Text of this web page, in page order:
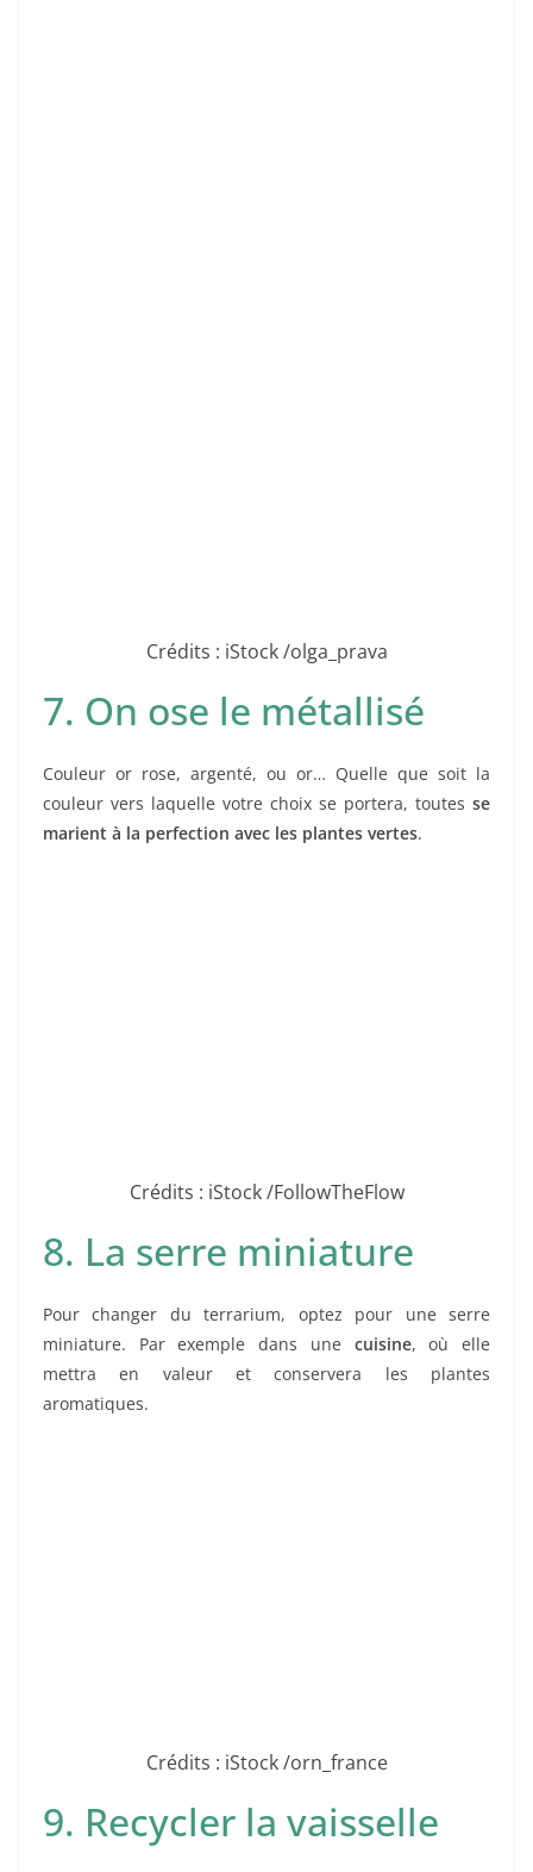
Crédits : iStock /olga_prava
7. On ose le métallisé
Couleur or rose, argenté, ou or… Quelle que soit la
couleur vers laquelle votre choix se portera, toutes se
marient à la perfection avec les plantes vertes.
Crédits : iStock /FollowTheFlow
8. La serre miniature
Pour changer du terrarium, optez pour une serre
miniature. Par exemple dans une cuisine, où elle
mettra en valeur et conservera les plantes
aromatiques.
Crédits : iStock /orn_france
9. Recycler la vaisselle